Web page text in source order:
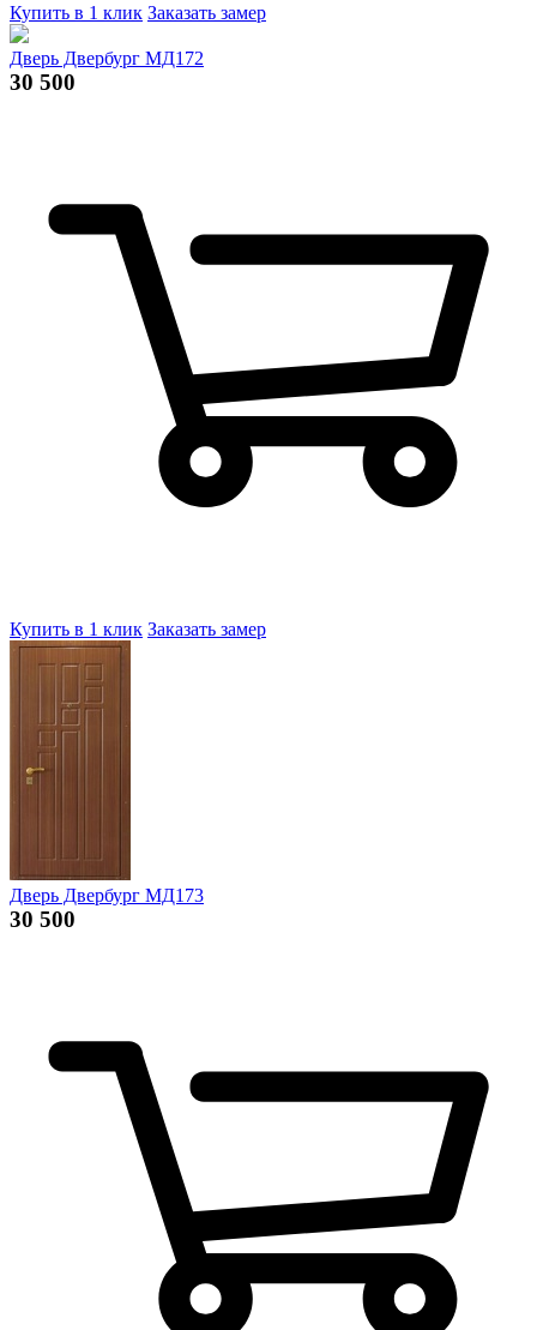
Купить в 1 клик Заказать замер
Дверь Двербург МД172
30 500
Купить в 1 клик Заказать замер
Дверь Двербург МД173
30 500